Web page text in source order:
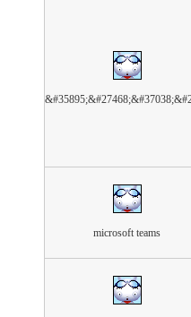
microsoft teams